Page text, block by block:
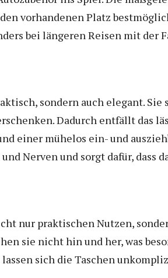
vorhandenen Platz
bei längeren Reisen mit
sondern auch elegant. Sie
Dadurch entfällt das
einer mühelos ein- und
Nerven und sorgt dafür, dass
nur praktischen Nutzen,
sie nicht hin und her, was
sich die Taschen